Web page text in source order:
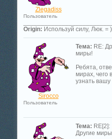
Zlegadiss
Пользователь
Origin: Используй силу, Люк. = )
Sirocco
Пользователь
Тема: RE:
миры!
Ребята,
мирах, чего
узнать вашу
Тема: RE[2]:
Другие